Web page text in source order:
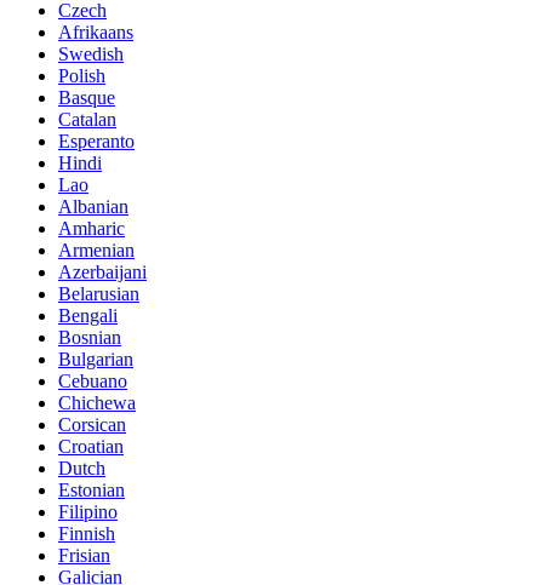
Czech
Afrikaans
Swedish
Polish
Basque
Catalan
Esperanto
Hindi
Lao
Albanian
Amharic
Armenian
Azerbaijani
Belarusian
Bengali
Bosnian
Bulgarian
Cebuano
Chichewa
Corsican
Croatian
Dutch
Estonian
Filipino
Finnish
Frisian
Galician